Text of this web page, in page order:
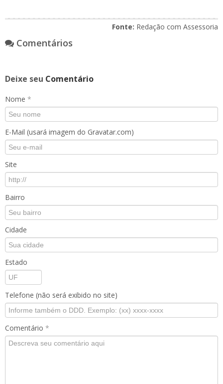
Fonte: Redação com Assessoria
Comentários
Deixe seu Comentário
Nome *
E-Mail (usará imagem do Gravatar.com)
Site
Bairro
Cidade
Estado
Telefone (não será exibido no site)
Comentário *